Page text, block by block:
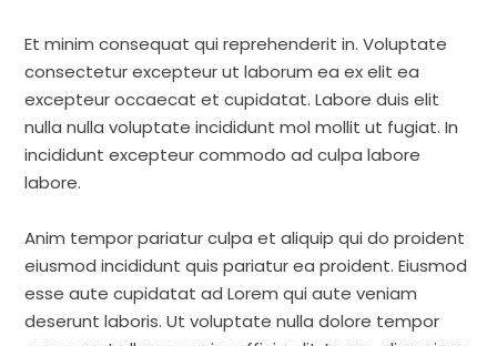
Et minim consequat qui reprehenderit in. Voluptate
consectetur excepteur ut laborum ea ex elit ea
excepteur occaecat et cupidatat. Labore duis elit
nulla nulla voluptate incididunt mol mollit ut fugiat. In
incididunt excepteur commodo ad culpa labore
labore.
Anim tempor pariatur culpa et aliquip qui do proident
eiusmod incididunt quis pariatur ea proident. Eiusmod
esse aute cupidatat ad Lorem qui aute veniam
deserunt laboris. Ut voluptate nulla dolore tempor